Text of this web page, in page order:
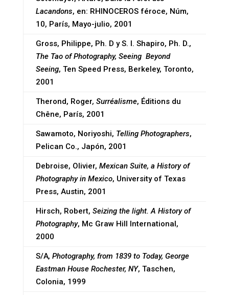
Lacandons, en: RHINOCEROS féroce, Núm,
10, París, Mayo-julio, 2001
Gross, Philippe, Ph. D y S. I. Shapiro, Ph. D.,
The Tao of Photography, Seeing Beyond
Seeing, Ten Speed Press, Berkeley, Toronto,
2001
Therond, Roger, Surréalisme, Éditions du
Chêne, París, 2001
Sawamoto, Noriyoshi, Telling Photographers,
Pelican Co., Japón, 2001
Debroise, Olivier, Mexican Suite, a History of
Photography in Mexico, University of Texas
Press, Austin, 2001
Hirsch, Robert, Seizing the light. A History of
Photography, Mc Graw Hill International,
2000
S/A, Photography, from 1839 to Today, George
Eastman House Rochester, NY, Taschen,
Colonia, 1999